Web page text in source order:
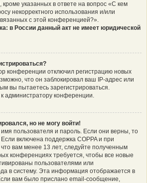
указанных в ответе на вопрос «С кем
некорректного использования и/или
с этой конференцией?».
в России данный акт не имеет юридической
конференции отключил регистрацию новых
что он заблокировал ваш IP-адрес или
вы пытаетесь зарегистрироваться.
администратору конференции.
но не могу войти!
пользователя и пароль. Если они верны, то
включена поддержка COPPA и при
вам менее 13 лет, следуйте полученным
конференциях требуется, чтобы все новые
пользователями или
в систему. Эта информация отображается в
вам было прислано email-сообщение,